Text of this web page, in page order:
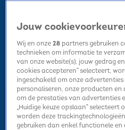
Home Radio luisteren Hitlijsten Acties
Volg Sky Radio
Zoeken
Jouw
Wij en onze28partners gebruiken
technieken om informatie te
van onze website(s), jouw gedrag
cookies accepteren” selecteert,
ingeschakeld om onze
personaliseren, onze producten en
om de prestaties van advertenties
„Huidige keuze opslaan” selecteert
worden deze
gebruiken dan enkel functionele en